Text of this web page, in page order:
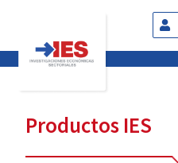
Productos IES